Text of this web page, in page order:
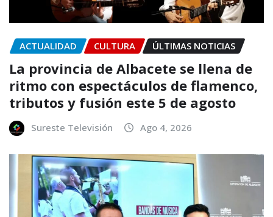
ACTUALIDAD CULTURA ÚLTIMAS NOTICIAS
La provincia de Albacete se llena de
ritmo con espectáculos de flamenco,
tributos y fusión este 5 de agosto
Sureste Televisión Ago 4, 2026